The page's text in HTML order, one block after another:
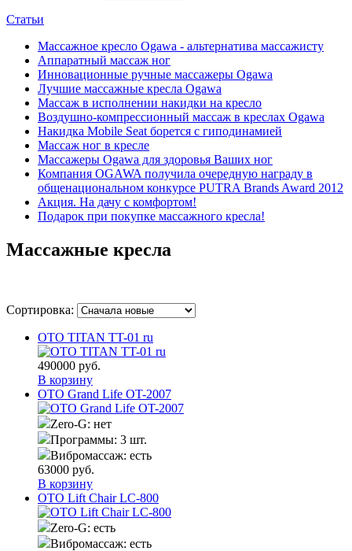
Статьи
Массажное кресло Ogawa - альтернатива массажисту
Аппаратный массаж ног
Инновационные ручные массажеры Ogawa
Лучшие массажные кресла Ogawa
Массаж в исполнении накидки на кресло
Воздушно-компрессионный массаж в креслах Ogawa
Накидка Mobile Seat борется с гиподинамией
Массаж ног в кресле
Массажеры Ogawa для здоровья Ваших ног
Компания OGAWA получила очередную награду в
общенациональном конкурсе PUTRA Brands Award 2012
Акция. На дачу с комфортом!
Подарок при покупке массажного кресла!
Массажные кресла
Сортировка:
OTO TITAN TT-01 ru
490000 руб.
В корзину
OTO Grand Life OT-2007
Zero-G: нет
Программы: 3 шт.
Вибромассаж: есть
63000 руб.
В корзину
OTO Lift Chair LC-800
Zero-G: есть
Вибромассаж: есть